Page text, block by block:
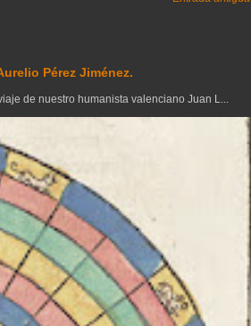
Pérez Jiménez.
de nuestro humanista valenciano Juan L...